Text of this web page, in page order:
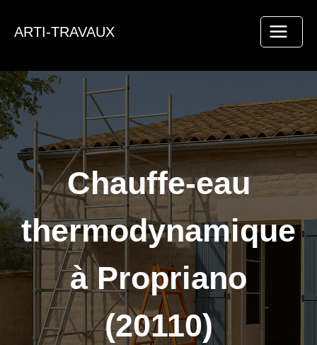
ARTI-TRAVAUX
Chauffe-eau
thermodynamique
à Propriano
(20110)